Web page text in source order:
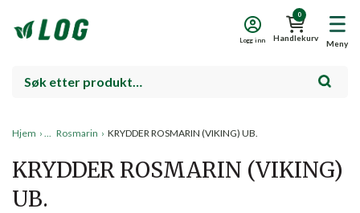
Meny
0
Handlekurv
Logg inn
Hjem › Rosmarin › KRYDDER ROSMARIN (VIKING) UB.
KRYDDER ROSMARIN (VIKING)
UB.